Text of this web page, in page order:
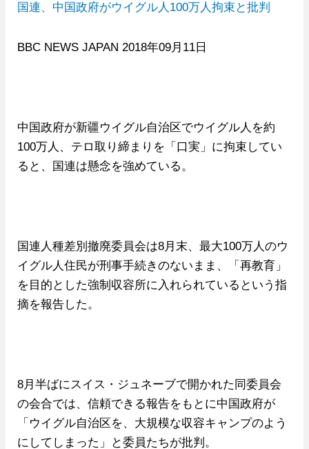
国連、中国政府がウイグル人100万人拘束と批判
BBC NEWS JAPAN 2018年09月11日
中国政府が新疆ウイグル自治区でウイグル人を約
100万人、テロ取り締まりを「口実」に拘束してい
ると、国連は懸念を強めている。
国連人種差別撤廃委員会は8月末、最大100万人のウ
イグル人住民が刑事手続きのないまま、「再教育」
を目的とした強制収容所に入れられているという指
摘を報告した。
8月半ばにスイス・ジュネーブで開かれた同委員会
の会合では、信頼できる報告をもとに中国政府が
「ウイグル自治区を、大規模な収容キャンプのよう
にしてしまった」と委員たちが批判。